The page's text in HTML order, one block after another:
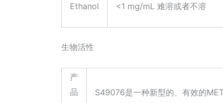
Ethanol <1 mg/mL 难溶或者不溶
生物活性
产
品
S49076是一种新型的、有效的